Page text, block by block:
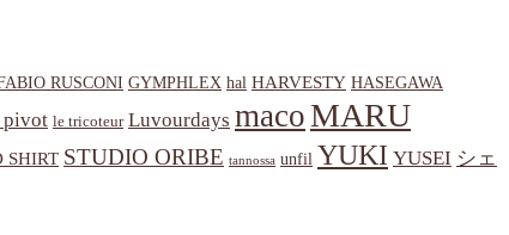
RUSCONI GYMPHLEX hal HARVESTY HASEGAWA
pivot le tricoteur Luvourdays macoMARU
SHIRT STUDIO ORIBE tannossa unfil YUKI YUSEI シェ